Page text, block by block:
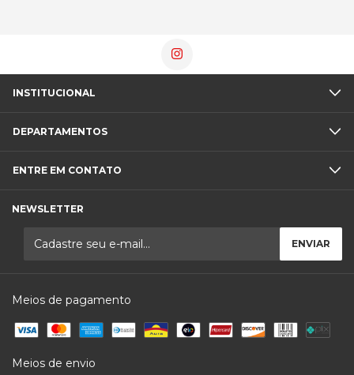
INSTITUCIONAL
DEPARTAMENTOS
ENTRE EM CONTATO
NEWSLETTER
Meios de pagamento
Meios de envio